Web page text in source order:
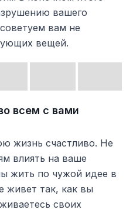
вашего
вам не
вещей.
всем с вами
жизнь счастливо. Не
влиять на ваше
жить по чужой идее в
живет так, как вы
своих